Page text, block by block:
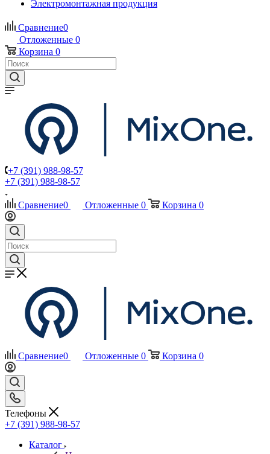
Электромонтажная продукция
Сравнение0
Отложенные 0
Корзина 0
+7 (391) 988-98-57
+7 (391) 988-98-57
Сравнение0 Отложенные 0 Корзина 0
Сравнение0 Отложенные 0 Корзина 0
Телефоны
+7 (391) 988-98-57
Каталог